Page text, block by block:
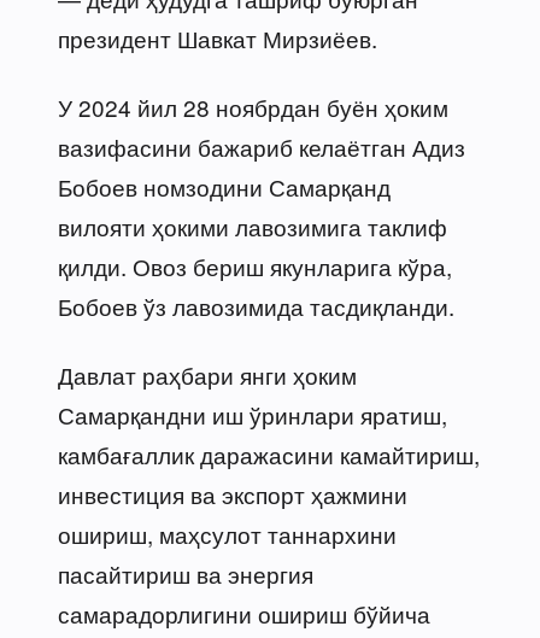
президент Шавкат Мирзиёев.
У 2024 йил 28 ноябрдан буён ҳоким
вазифасини бажариб келаётган Адиз
Бобоев номзодини Самарқанд
вилояти ҳокими лавозимига таклиф
қилди. Овоз бериш якунларига кўра,
Бобоев ўз лавозимида тасдиқланди.
Давлат раҳбари янги ҳоким
Самарқандни иш ўринлари яратиш,
камбағаллик даражасини камайтириш,
инвестиция ва экспорт ҳажмини
ошириш, маҳсулот таннархини
пасайтириш ва энергия
самарадорлигини ошириш бўйича